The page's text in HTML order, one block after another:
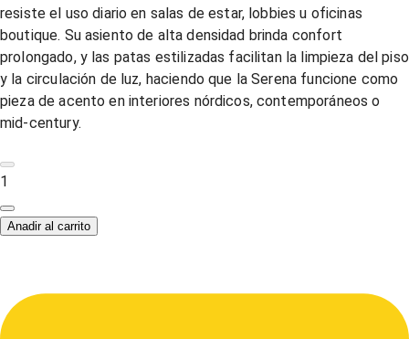
resiste el uso diario en salas de estar, lobbies u oficinas
boutique. Su asiento de alta densidad brinda confort
prolongado, y las patas estilizadas facilitan la limpieza del piso
y la circulación de luz, haciendo que la Serena funcione como
pieza de acento en interiores nórdicos, contemporáneos o
mid-century.
1
Anadir al carrito